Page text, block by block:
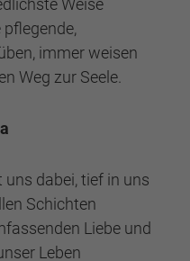
Weise
immer weisen
Weg zur Seele.
uns dabei, tief in uns
Schichten
Liebe und
Leben